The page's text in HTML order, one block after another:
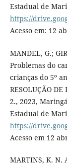
Estadual de
https://
Acesso em: 12
MANDEL, G.;
Problemas do
crianças do 5º
RESOLUÇÃO
2., 2023,
Estadual de
https://
Acesso em 12
MARTINS, K. N.